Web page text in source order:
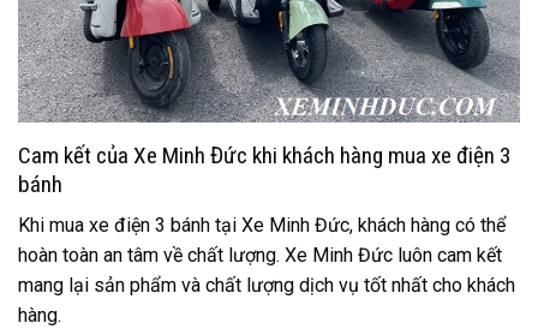
Cam kết của Xe Minh Đức khi khách hàng mua xe điện 3
bánh
Khi mua xe điện 3 bánh tại Xe Minh Đức, khách hàng có thể
hoàn toàn an tâm về chất lượng. Xe Minh Đức luôn cam kết
mang lại sản phẩm và chất lượng dịch vụ tốt nhất cho khách
hàng.